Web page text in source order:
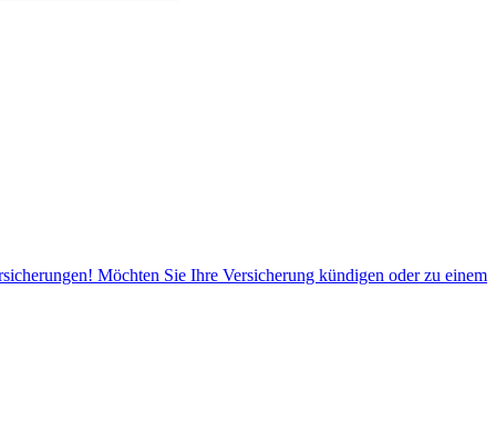
Möchten Sie Ihre Versicherung kündigen oder zu einem